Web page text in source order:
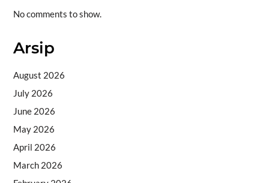
No comments to show.
Arsip
August 2026
July 2026
June 2026
May 2026
April 2026
March 2026